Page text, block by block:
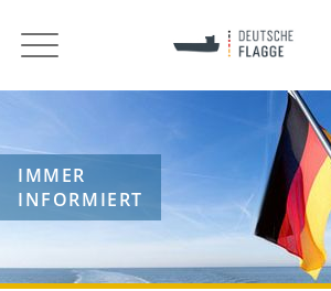
IMMER
INFORMIERT